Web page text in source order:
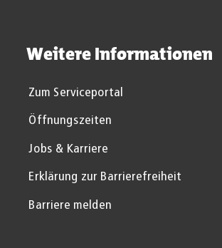
Weitere Informationen
Zum Serviceportal
Öffnungszeiten
Jobs & Karriere
Erklärung zur Barrierefreiheit
Barriere melden